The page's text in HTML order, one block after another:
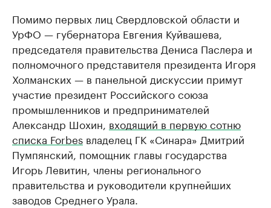
Помимо первых лиц Свердловской области и
УрФО — губернатора Евгения Куйвашева,
председателя правительства Дениса Паслера и
полномочного представителя президента Игоря
Холманских — в панельной дискуссии примут
участие президент Российского союза
промышленников и предпринимателей
Александр Шохин, входящий в первую сотню
списка Forbes владелец ГК «Синара» Дмитрий
Пумпянский, помощник главы государства
Игорь Левитин, члены регионального
правительства и руководители крупнейших
заводов Среднего Урала.